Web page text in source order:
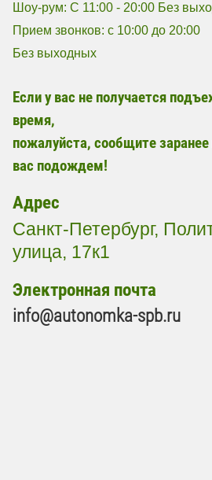
Шоу-рум: С 11:00 - 20:00 Без
Прием звонков: с 10:00 до 20:00
Без выходных
Если у вас не получается
время,
пожалуйста, сообщите
вас подождем!
Адрес
Санкт-Петербург,
улица, 17к1
Электронная почта
info@autonomka-spb.ru